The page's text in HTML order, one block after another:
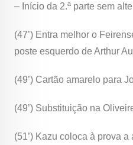
– Início da 2.ª parte sem
(47’) Entra melhor o
poste esquerdo de Arthur
(49’) Cartão amarelo para
(49’) Substituição na
(51’) Kazu coloca à prova